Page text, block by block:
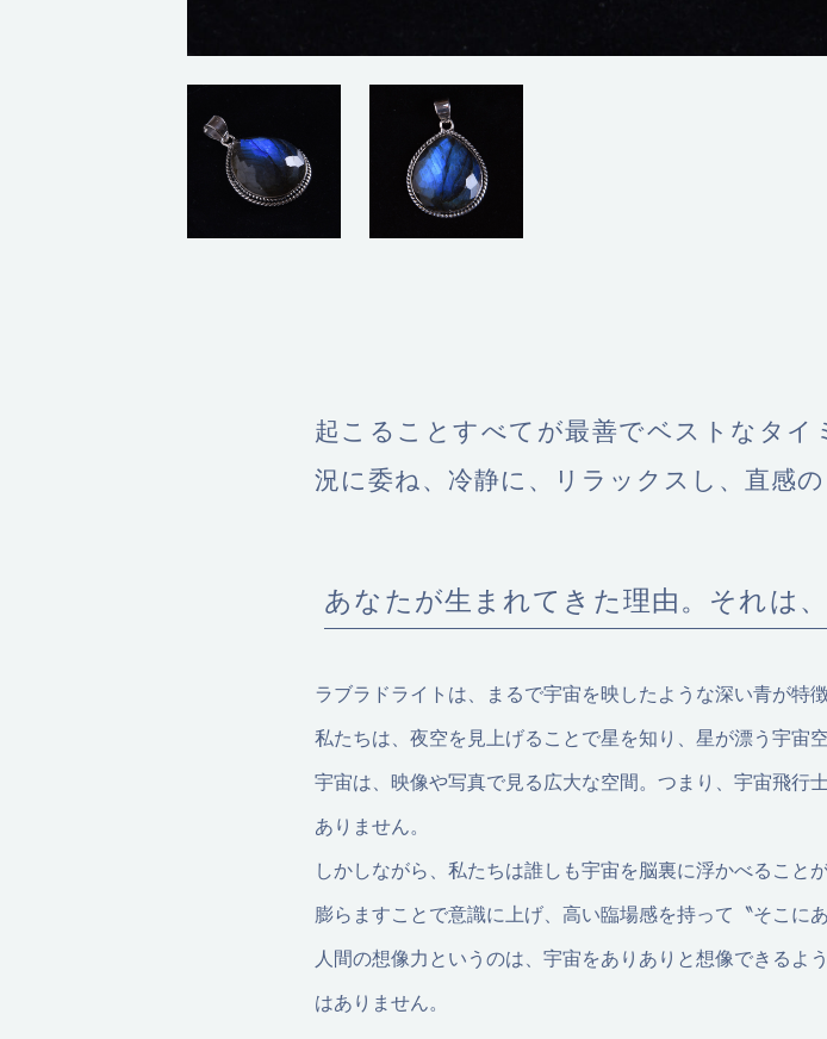
起こることすべてが最善でベストなタ
況に委ね、冷静に、リラックスし、直感
あなたが生まれてきた理由。それは
ラブラドライトは、まるで宇宙を映したような深い青が特徴
私たちは、夜空を見上げることで星を知り、星が漂う宇宙
宇宙は、映像や写真で見る広大な空間。つまり、宇宙飛行
ありません。
しかしながら、私たちは誰しも宇宙を脳裏に浮かべること
膨らますことで意識に上げ、高い臨場感を持って〝そこに
人間の想像力というのは、宇宙をありありと想像できる
はありません。